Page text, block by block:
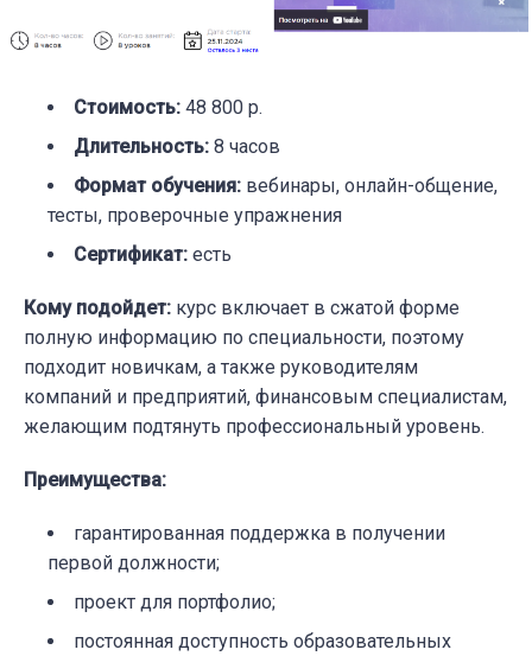
Стоимость: 48 800 р.
Длительность: 8 часов
Формат обучения: вебинары, онлайн-общение,
тесты, проверочные упражнения
Сертификат: есть
Кому подойдет: курс включает в сжатой форме
полную информацию по специальности, поэтому
подходит новичкам, а также руководителям
компаний и предприятий, финансовым специалистам,
желающим подтянуть профессиональный уровень.
Преимущества:
гарантированная поддержка в получении
первой должности;
проект для портфолио;
постоянная доступность образовательных